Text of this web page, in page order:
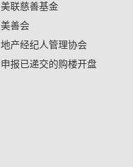
美联慈善基金
美善会
地产经纪人管理协会
申报已递交的购楼开盘